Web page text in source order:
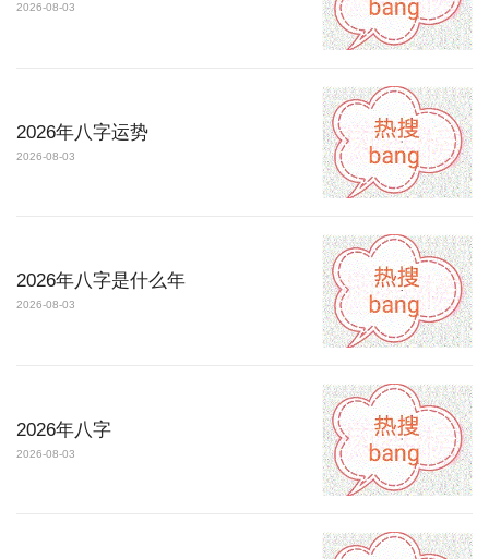
2026-08-03
2026年八字运势
2026-08-03
2026年八字是什么年
2026-08-03
2026年八字
2026-08-03